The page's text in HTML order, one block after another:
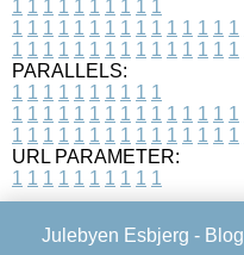
1 1 1 1 1 1 1 1 1 1
1 1 1 1 1 1 1 1 1 1 1 1 1 1 1
1 1 1 1 1 1 1 1 1 1 1 1 1 1 1
PARALLELS:
1 1 1 1 1 1 1 1 1 1
1 1 1 1 1 1 1 1 1 1 1 1 1 1 1
1 1 1 1 1 1 1 1 1 1 1 1 1 1 1
URL PARAMETER:
1 1 1 1 1 1 1 1 1 1
Julebyen Esbjerg - Blog